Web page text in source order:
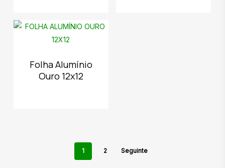
Folha Alumínio
Ouro 12x12
1 2 Seguinte